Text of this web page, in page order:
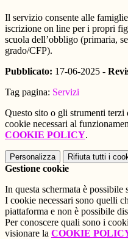
Il servizio consente alle
iscrizione on line per i propri
scuola dell’obbligo (primaria,
grado/CFP).
Pubblicato: 17-06-2025 -
Tag pagina: Servizi
Questo sito o gli strumenti
cookie necessari al
COOKIE POLICY.
Personalizza Rifiuta tutti i
Gestione cookie
In questa schermata è
I cookie necessari sono quelli
piattaforma e non è possibile
Per conoscere quali sono i
visionare la COOKIE